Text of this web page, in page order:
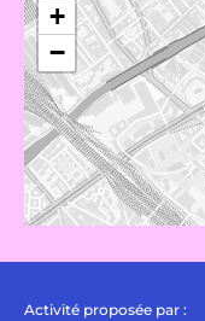
+
−
Activité proposée par :